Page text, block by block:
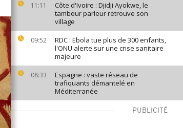
11:11
Côte d'Ivoire : Djidji Ayokwe, le
tambour parleur retrouve son
village
09:52
RDC : Ebola tue plus de 300 enfants,
l'ONU alerte sur une crise sanitaire
majeure
08:33
Espagne : vaste réseau de
trafiquants démantelé en
Méditerranée
PUBLICITÉ